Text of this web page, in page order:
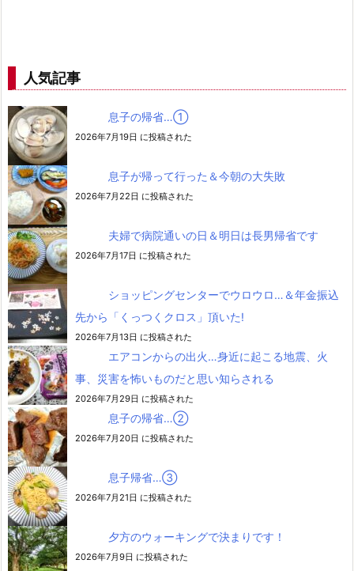
人気記事
息子の帰省…➀
2026年7月19日 に投稿された
息子が帰って行った＆今朝の大失敗
2026年7月22日 に投稿された
夫婦で病院通いの日＆明日は長男帰省です
2026年7月17日 に投稿された
ショッピングセンターでウロウロ…＆年金振込
先から「くっつくクロス」頂いた!
2026年7月13日 に投稿された
エアコンからの出火…身近に起こる地震、火
事、災害を怖いものだと思い知らされる
2026年7月29日 に投稿された
息子の帰省…②
2026年7月20日 に投稿された
息子帰省…③
2026年7月21日 に投稿された
夕方のウォーキングで決まりです！
2026年7月9日 に投稿された